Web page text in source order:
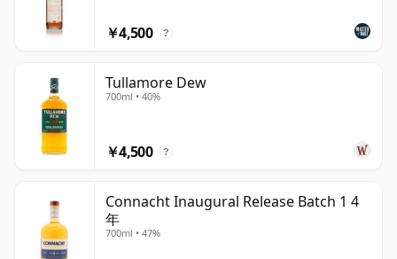
￥4,500 ?
Tullamore Dew
700ml • 40%
￥4,500 ?
Connacht Inaugural Release Batch 1 4
年
700ml • 47%